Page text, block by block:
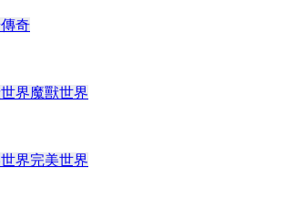
傳奇
魔獸世界
完美世界